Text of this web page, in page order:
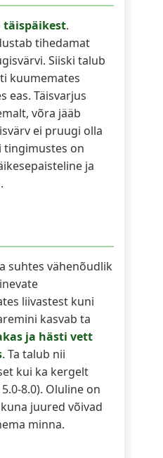
täispäikest.
tihedamat
Siiski talub
kuumemates
eas. Täisvarjus
võra jääb
ei pruugi olla
tingimustes on
ja
suhtes vähenõudlik
liivastest kuni
kasvab ta
ja hästi vett
. Ta talub nii
kui ka kergelt
8.0). Oluline on
juured võivad
minna.